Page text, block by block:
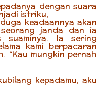
dengan suara
istriku,
keadaannya akan
janda dan ia
suaminya. Ia sering
kami berpacaran
“Kau mungkin pernah
kepadamu, aku